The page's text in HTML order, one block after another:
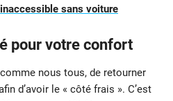
sans voiture
pour votre confort
nous tous, de retourner
d’avoir le « côté frais ». C’est